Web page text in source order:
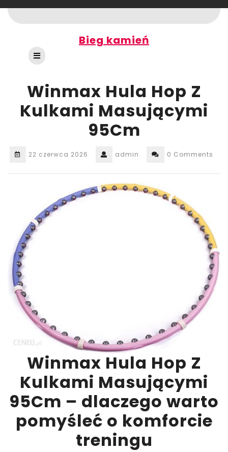
to
content
Bieg kamień
Open
Button
Winmax Hula Hop Z
Kulkami Masującymi
95Cm
22 czerwca 2026 admin 0 Comments
Winmax Hula Hop Z
Kulkami Masującymi
95Cm – dlaczego warto
pomyśleć o komforcie
treningu